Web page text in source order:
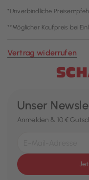
*Unverbindliche
**Möglicher Kaufpreis bei
Vertrag widerrufen
Unser
Anmelden & 10 €